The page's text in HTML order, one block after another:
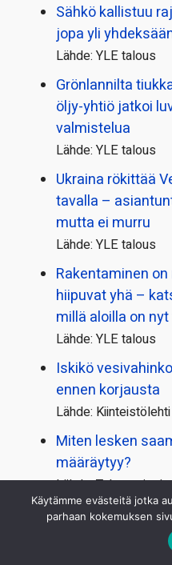
Sähkö kallistuu
jopa yli
Lähde: YLE talous
Grönlannilta
öljy-yhtiö jatkoi
valmistelua
Lähde: YLE talous
Ukraina rökittää
tavalla –
mutta ei murru
Lähde: YLE talous
Rakentaminen
hiipuvat yhä –
millä aloilla on
Lähde: YLE talous
Iskikö
ennen korjausta
Lähde: Kiinteistölehti
Miten lesken
määräytyy?
Lähde: Taloustaito/
Tekoäly loi juuri
Käytämme evästeitä jotka
parhaan kokemuksen